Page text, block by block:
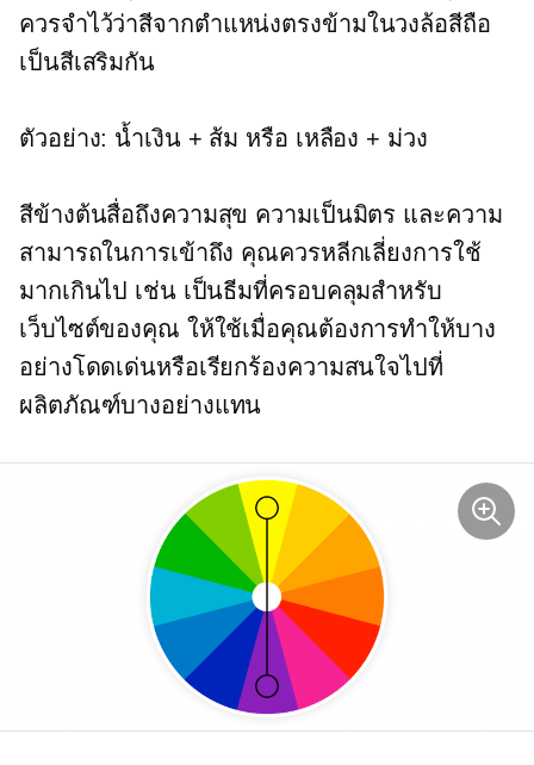
ควรจำไว้ว่าสีจากตำแหน่งตรงข้ามในวงล้อสีถือ
เป็นสีเสริมกัน
ตัวอย่าง: น้ำเงิน + ส้ม หรือ เหลือง + ม่วง
สีข้างต้นสื่อถึงความสุข ความเป็นมิตร และความ
สามารถในการเข้าถึง คุณควรหลีกเลี่ยงการใช้
มากเกินไป เช่น เป็นธีมที่ครอบคลุมสำหรับ
เว็บไซต์ของคุณ ให้ใช้เมื่อคุณต้องการทำให้บาง
อย่างโดดเด่นหรือเรียกร้องความสนใจไปที่
ผลิตภัณฑ์บางอย่างแทน